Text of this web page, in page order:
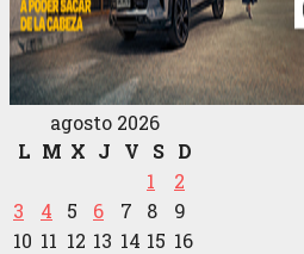
agosto 2026
L M X J V S D
1
2
3
4 5 6 7 8
9
10 11 12 13 14 15 16